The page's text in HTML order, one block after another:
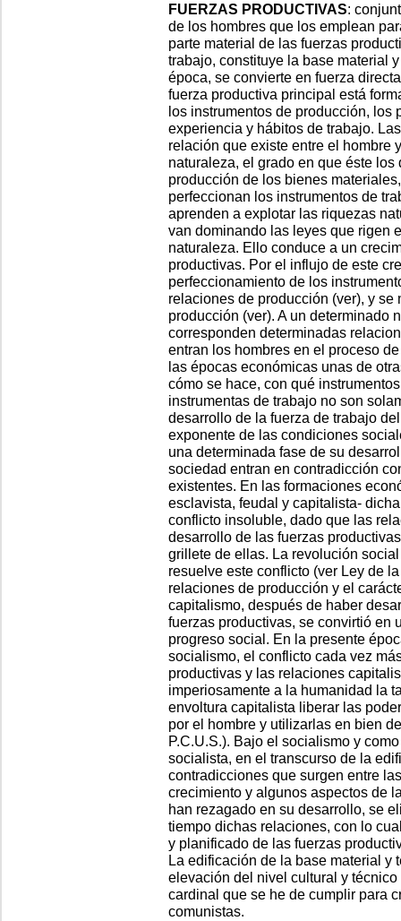
FUERZAS PRODUCTIVAS:
de los hombres que los emplean
parte material de las fuerzas
trabajo, constituye la base material
época, se convierte en fuerza
fuerza productiva principal está
los instrumentos de producción, los
experiencia y hábitos de trabajo.
relación que existe entre el hombre
naturaleza, el grado en que éste
producción de los bienes
perfeccionan los instrumentos de
aprenden a explotar las riquezas
van dominando las leyes que rigen
naturaleza. Ello conduce a un
productivas. Por el influjo de este
perfeccionamiento de los
relaciones de producción (ver), y
producción (ver). A un determinado
corresponden determinadas
entran los hombres en el proceso
las épocas económicas unas de
cómo se hace, con qué
instrumentas de trabajo no son
desarrollo de la fuerza de trabajo
exponente de las condiciones
una determinada fase de su
sociedad entran en contradicción
existentes. En las formaciones
esclavista, feudal y capitalista-
conflicto insoluble, dado que las
desarrollo de las fuerzas
grillete de ellas. La revolución
resuelve este conflicto (ver Ley de
relaciones de producción y el
capitalismo, después de haber
fuerzas productivas, se convirtió en
progreso social. En la presente
socialismo, el conflicto cada vez
productivas y las relaciones
imperiosamente a la humanidad la
envoltura capitalista liberar las
por el hombre y utilizarlas en bien
P.C.U.S.). Bajo el socialismo y
socialista, en el transcurso de la
contradicciones que surgen entre
crecimiento y algunos aspectos de
han rezagado en su desarrollo, se
tiempo dichas relaciones, con lo
y planificado de las fuerzas
La edificación de la base material y
elevación del nivel cultural y
cardinal que se he de cumplir para
comunistas.